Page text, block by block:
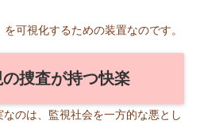
を可視化するための装置なのです。
捜査が持つ快楽
なのは、監視社会を一方的な悪とし